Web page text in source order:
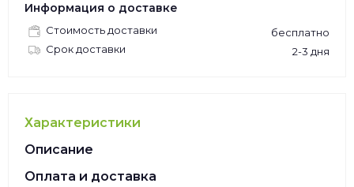
Информация о доставке
Стоимость доставки
бесплатно
Срок доставки
2-3 дня
Характеристики
Описание
Оплата и доставка